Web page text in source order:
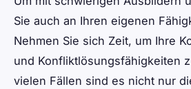
Sie auch an Ihren eigenen
Nehmen Sie sich Zeit, um Ihre
und Konfliktlösungsfähigkeiten
vielen Fällen sind es nicht nur